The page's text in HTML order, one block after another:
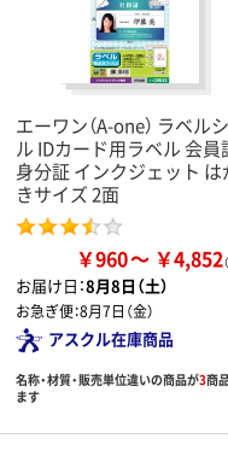
エーワン（A-one） ラベル
ル IDカード用ラベル 会員
身分証 インクジェット は
きサイズ 2面
￥960 ￥4,852
お届け日：8月8日（土）
お急ぎ便：8月7日（金）
アスクル在庫商品
名称・材質・販売単位違いの商品が3商
ます